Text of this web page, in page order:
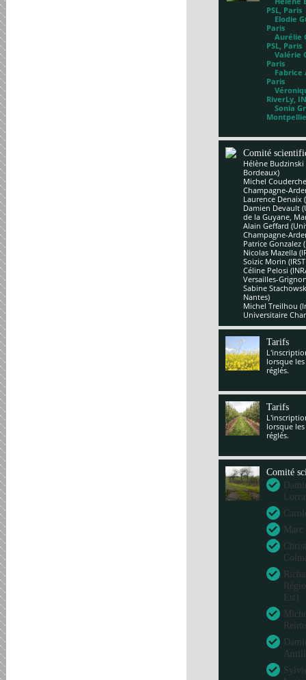
PSL, Paris
Elodie
Paris
Aurélie
PSL, Paris
Valérie
Paris
Fabrice
Paris
RiverLy,
Sonia
Comité
Hélène
Bordeaux)
Michel
Champagne-
Laurence Denaix
Damien Devault
de la Guyane,
Alain Geffard
Champagne-
Patrice Gonzalez
Nicolas Mazella
Soizic Morin
Céline Pelosi
Versailles-
Sabine
Nantes)
Michel Treilhou
Universitaire
Tarifs
lorsque
réglés.
Tarifs
lorsque
réglés.
Comité
Est)